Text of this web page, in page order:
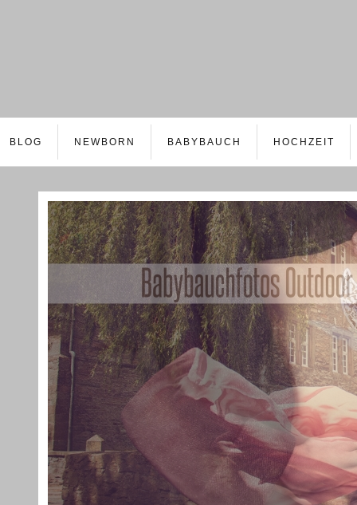
BLOG NEWBORN BABYBAUCH HOCHZEIT